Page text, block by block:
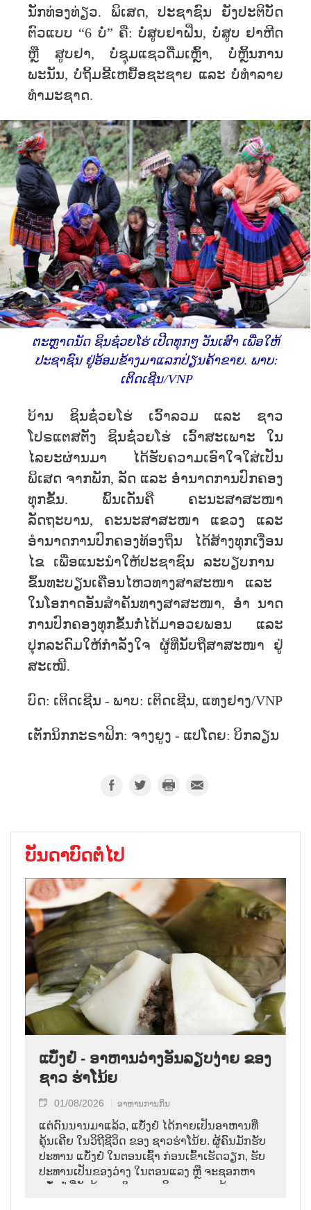
ນັກ​ທ່ອງ​ທ່ຽວ​. ພິເສດ, ປະຊາຊົນ ຍັງປະຕິບັດ
ຕົວແບບ “6 ບໍ່” ຄື: ບໍ່ສູບຢາຝິ່ນ, ບໍ່ສູບ ຢາຫີດ
ຫຼື ສູບຢາ, ບໍ່ຊຸມແຊວດື່ມເຫຼົ້າ, ບໍ່ຫຼິ້ນການ
ພະນັນ, ບໍ່ຖິ້ມຂີ້ເຫຍື້ອຊະຊາຍ ແລະ ບໍ່ທຳລາຍ
ທຳມະຊາດ.
ຕະຫຼາດນັດ ຊິນຊ໋ວຍໂຮ່ ​ເປີດ​ທຸກໆ ​ວັນ​ເສົາ ​ເພື່ອ​ໃຫ້​
ປະ​ຊາ​ຊົນ​ ຢູ່​ອ້ອມ​ຂ້າງ​ມາແລກປ່ຽນຄ້າຂາຍ. ພາບ:
ເຕິດເຊີນ/VNP
ບ້ານ ຊິນຊ໋ວຍໂຮ່ ເວົ້າລວມ ​ແລະ ​ຊາວ
ໂປຣແຕສຕັງ ຊິນຊ໋ວຍໂຮ່ ເວົ້າສະເພາະ ໃນ
ໄລຍະຜ່ານມາ ໄດ້ຮັບຄວາມເອົາໃຈໃສ່ເປັນ
ພິເສດ ຈາກພັກ, ລັດ ແລະ ອຳນາດການປົກຄອງ
ທຸກຂັ້ນ. ພົ້ນເດັ່ນຄື ຄະນະສາສະໜາ
ລັດຖະບານ, ຄະນະສາສະໜາ ແຂວງ ແລະ
ອຳນາດ​ການ​ປົກຄອງ​ທ້ອງ​ຖິ່ນ ໄດ້​ສ້າງ​ທຸກ​ເງື່ອນ​
ໄຂ ​ເພື່ອແນະນຳ​ໃຫ້ປະຊາຊົນ ລະບຽບການ​ ​
ຂຶ້ນ​ທະບຽນ​ເຄື່ອນໄຫວທາງສາສະໜາ ​ແລະ ​
ໃນ​ໂອກາດ​ອັນ​ສຳຄັນ​ທາງສາສະໜາ, ອຳ ນາດ​
ການ​ປົກຄອງ​ທຸກ​ຂັ້ນ​ກໍ່ໄ​ດ້ມາ​ອວຍພອນ ແລະ
ປຸກລະດົມໃຫ້ກຳລັງໃຈ​ ຜູ້ທ່ີນັບຖືສາສະໜາ ຢູ່
ສະເໝີ.
ບົດ: ເຕິດເຊີນ - ພາບ: ເຕິດເຊີນ, ແທງຢາງ/VNP
ເຕັກນິກກະຣາຟິກ: ຈາງຍູງ - ແປໂດຍ: ບິກລຽນ
ບັນດາບົດຕໍ່ໄປ
ແບັ໋ງຢໍ່ - ອາຫານວ່າງອັນລຽບງ່າຍ ຂອງ
ຊາວ ຮ່າໂນ້ຍ
01/08/2026 ອາຫານການກິນ
ແຕ່ດົນນານມາແລ້ວ, ແບັ໋ງຢໍ່ ໄດ້ກາຍເປັນອາຫານທີ່
ຄຸ້ນເຄີຍ ໃນວິຖີຊີວິດ ຂອງ ຊາວຮ່າໂນ້ຍ. ຜູ້ຄົນມັກຮັບ
ປະທານ ແບັ໋ງຢໍ່ ໃນຕອນເຊົ້າ ກ່ອນເຂົ້າເຮັດວຽກ, ຮັບ
ປະທານເປັນຂອງວ່າງ ໃນຕອນແລງ ຫຼື ຈະຊອກຫາ
ແບັ໋ງຢໍ່ ທີ່ຍັງຮ້ອນໆ ໃນຕອນເດິກ. ຮູບພາບຜູ້ເລາະຂາຍ